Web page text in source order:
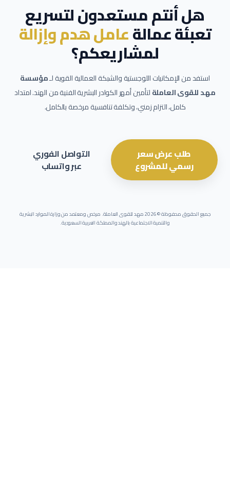
هل أنتم مستعدون لتسريع
تعبئة عمالةعامل هدم وإزالة
لمشاريعكم؟
استفد من الإمكانيات اللوجستية والشبكة العمالية القوية لـمؤسسة
مهد للقوى العاملةلتأمين أمهر الكوادر البشرية الفنية من الهند. امتداد
كامل، التزام زمني، وتكلفة تنافسية مرخصة بالكامل.
طلب عرض سعر
رسمي للمشروع
التواصل الفوري
عبر واتساب
جميع الحقوق محفوظة ©2026مهد للقوى العاملة. مرخص ومعتمد من وزارة الموارد البشرية
والتنمية الاجتماعية بالهند والمملكة العربية السعودية.